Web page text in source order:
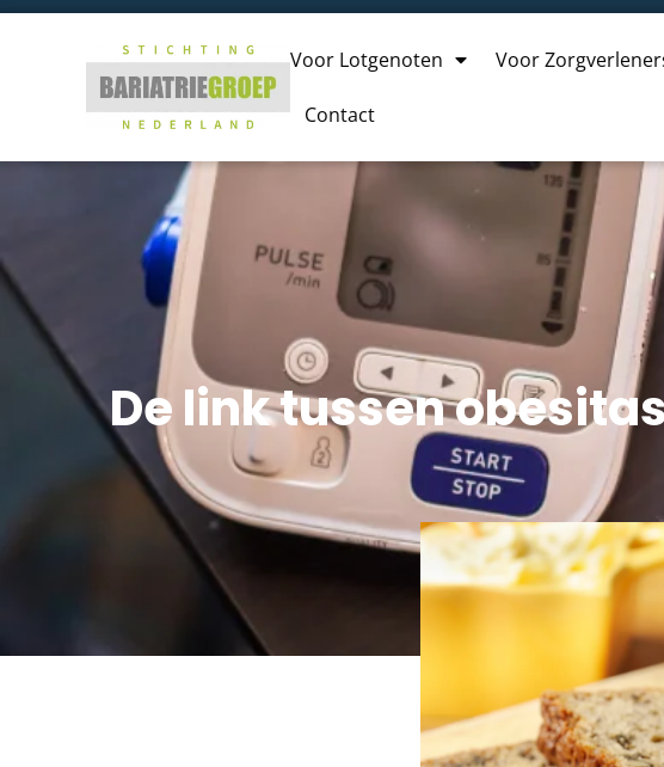
Voor Lotgenoten Voor
Contact
De link tussen